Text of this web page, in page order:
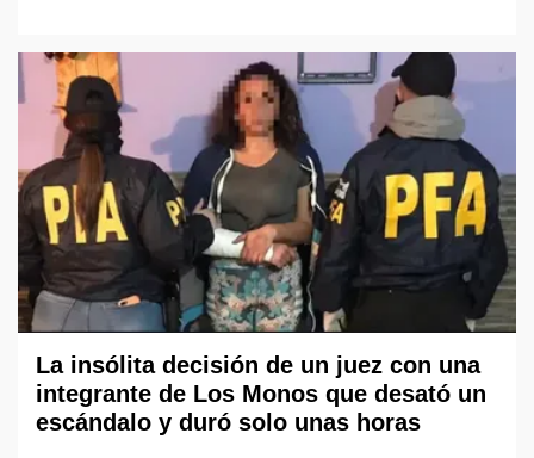
La insólita decisión de un juez con una
integrante de Los Monos que desató un
escándalo y duró solo unas horas